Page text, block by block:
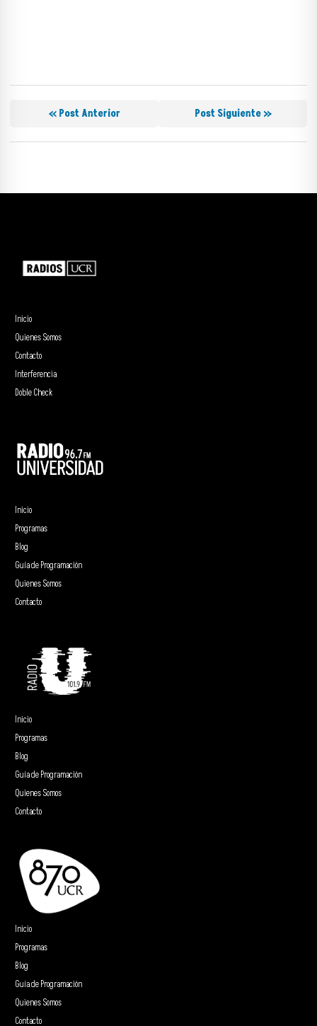
« Post Anterior Post Siguiente »
Inicio
Quienes Somos
Contacto
Interferencia
Doble Check
Inicio
Programas
Blog
Guía de Programación
Quienes Somos
Contacto
Inicio
Programas
Blog
Guía de Programación
Quienes Somos
Contacto
Inicio
Programas
Blog
Guía de Programación
Quienes Somos
Contacto